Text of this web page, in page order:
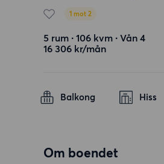
1 mot 2
5 rum ∙ 106 kvm ∙ Vån 4
16 306 kr/mån
Balkong Hiss
Om boendet